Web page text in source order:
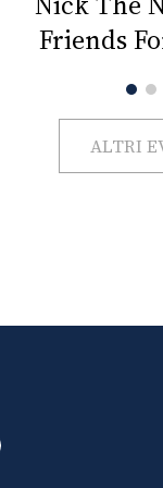
Friends For
ALTRI